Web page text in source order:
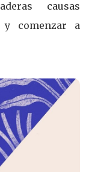
causas
y comenzar a